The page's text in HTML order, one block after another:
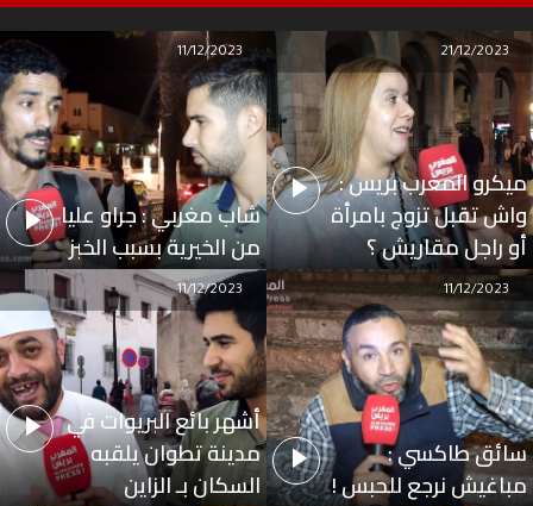
ميكرو المغرب بريس :
واش تقبل تزوج بامرأة
أو راجل مقاريش ؟
21/12/2023
شاب مغربي : جراو عليا
من الخيرية بسبب الخبز
11/12/2023
سائق طاكسي :
مباغيش نرجع للحبس !
11/12/2023
أشهر بائع البريوات في
مدينة تطوان يلقبه
السكان بـ الزاين
11/12/2023